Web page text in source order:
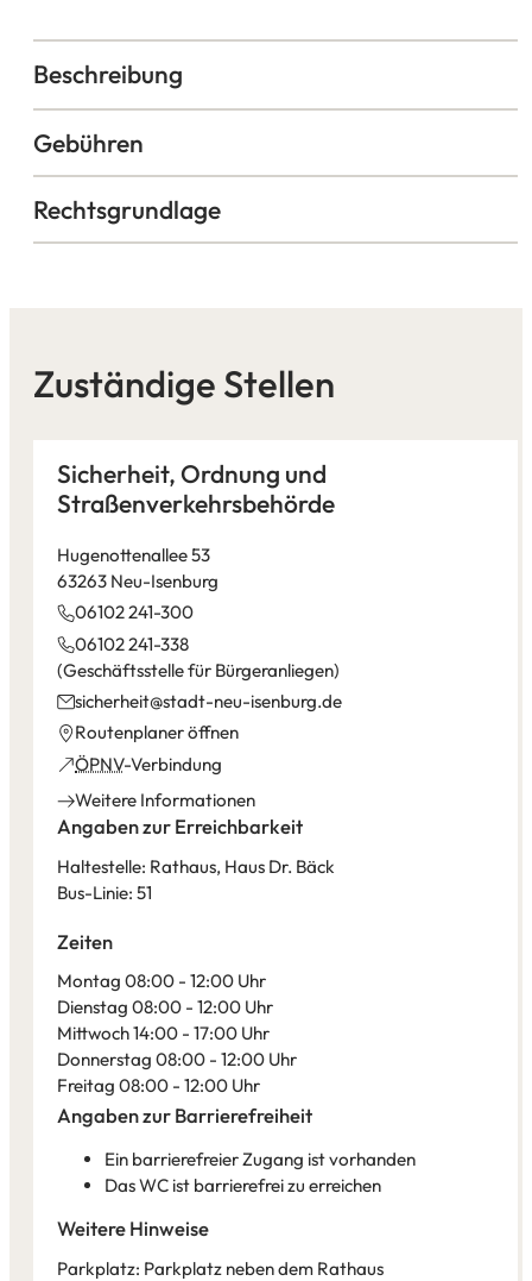
Beschreibung
Gebühren
Rechtsgrundlage
Zuständige Stellen
Sicherheit, Ordnung und
Straßenverkehrsbehörde
Hugenottenallee 53
63263 Neu-Isenburg
06102 241-300
06102 241-338
Geschäftsstelle für Bürgeranliegen
sicherheit stadt-neu-isenburg de
Routenplaner öffnen
(Öffnet
in
neuen
Tab)
ÖPNV-Verbindung
(Öffnet
in
einem
neuen
Tab)
Weitere Informationen
Angaben zur Erreichbarkeit
Haltestelle: Rathaus, Haus Dr. Bäck
Bus-Linie: 51
Zeiten
Montag 08:00 - 12:00 Uhr
Dienstag 08:00 - 12:00 Uhr
Mittwoch 14:00 - 17:00 Uhr
Donnerstag 08:00 - 12:00 Uhr
Freitag 08:00 - 12:00 Uhr
Angaben zur Barrierefreiheit
Ein barrierefreier Zugang ist vorhanden
Das WC ist barrierefrei zu erreichen
Weitere Hinweise
Parkplatz: Parkplatz neben dem Rathaus